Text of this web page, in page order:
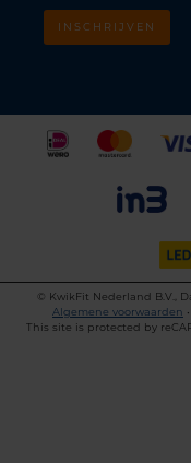
INSCHRIJVEN
©
KwikFit Nederland B.V.,
Algemene voorwaarden •
This site is protected by